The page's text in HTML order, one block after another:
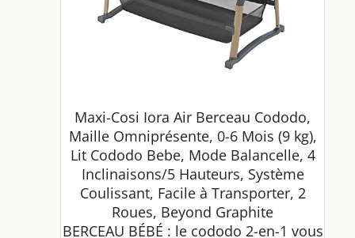
Maxi-Cosi Iora Air Berceau Cododo,
Maille Omniprésente, 0-6 Mois (9 kg),
Lit Cododo Bebe, Mode Balancelle, 4
Inclinaisons/5 Hauteurs, Système
Coulissant, Facile à Transporter, 2
Roues, Beyond Graphite
BERCEAU BÉBÉ : le cododo 2-en-1 vous